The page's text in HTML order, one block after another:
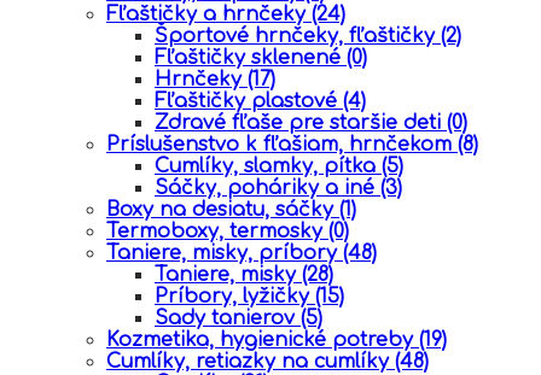
Fľaštičky a hrnčeky (24)
Športové hrnčeky, fľaštičky (2)
Fľaštičky sklenené (0)
Hrnčeky (17)
Fľaštičky plastové (4)
Zdravé fľaše pre staršie deti (0)
Príslušenstvo k fľašiam, hrnčekom (8)
Cumlíky, slamky, pítka (5)
Sáčky, poháriky a iné (3)
Boxy na desiatu, sáčky (1)
Termoboxy, termosky (0)
Taniere, misky, príbory (48)
Taniere, misky (28)
Príbory, lyžičky (15)
Sady tanierov (5)
Kozmetika, hygienické potreby (19)
Cumlíky, retiazky na cumlíky (48)